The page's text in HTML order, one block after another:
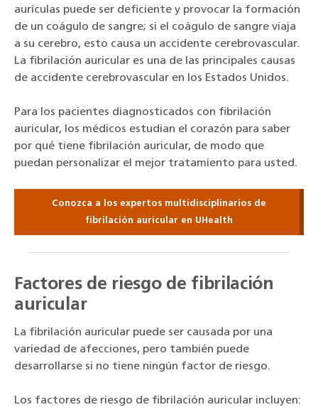
aurículas puede ser deficiente y provocar la formación
de un coágulo de sangre; si el coágulo de sangre viaja
a su cerebro, esto causa un accidente cerebrovascular.
La fibrilación auricular es una de las principales causas
de accidente cerebrovascular en los Estados Unidos.
Para los pacientes diagnosticados con fibrilación
auricular, los médicos estudian el corazón para saber
por qué tiene fibrilación auricular, de modo que
puedan personalizar el mejor tratamiento para usted.
Conozca a los expertos multidisciplinarios de
fibrilación auricular en UHealth
Factores de riesgo de fibrilación
auricular
La fibrilación auricular puede ser causada por una
variedad de afecciones, pero también puede
desarrollarse si no tiene ningún factor de riesgo.
Los factores de riesgo de fibrilación auricular incluyen: